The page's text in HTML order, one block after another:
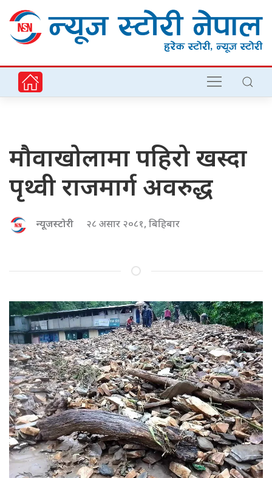
मौवाखोलामा पहिरो खस्दा
पृथ्वी राजमार्ग अवरुद्ध
न्यूजस्टोरी २८ असार २०८१, बिहिबार